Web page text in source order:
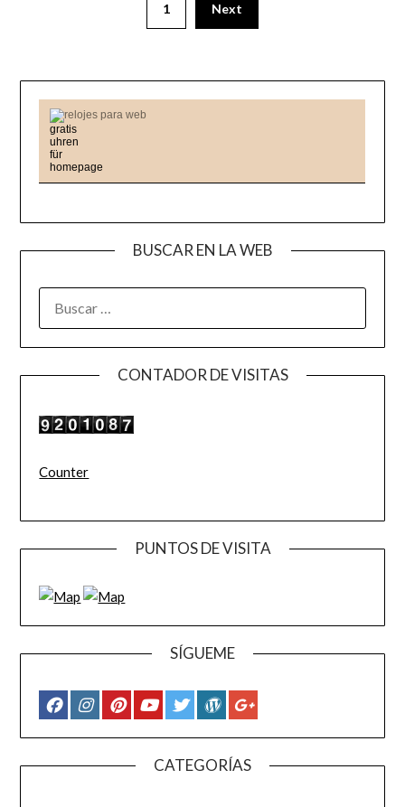
1 Next
relojes para web
BUSCAR EN LA WEB
CONTADOR DE VISITAS
Counter
PUNTOS DE VISITA
SÍGUEME
CATEGORÍAS